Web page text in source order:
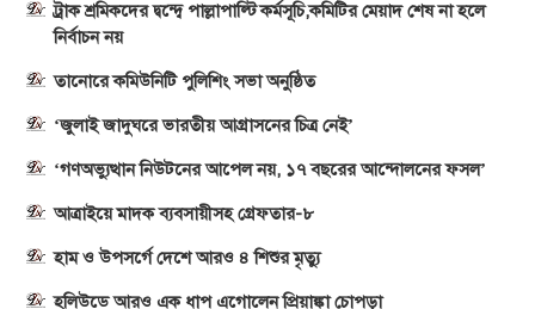
ট্রাক শ্রমিকদের দ্বন্দ্বে পাল্লাপাল্টি কর্মসূচি,কমিটির মেয়াদ শেষ না হলে
নির্বাচন নয়
তানোরে কমিউনিটি পুলিশিং সভা অনুষ্ঠিত
‘জুলাই জাদুঘরে ভারতীয় আগ্রাসনের চিত্র নেই’
‘গণঅভ্যুত্থান নিউটনের আপেল নয়, ১৭ বছরের আন্দোলনের ফসল’
আত্রাইয়ে মাদক ব্যবসায়ীসহ গ্রেফতার-৮
হাম ও উপসর্গে দেশে আরও ৪ শিশুর মৃত্যু
হলিউডে আরও এক ধাপ এগোলেন প্রিয়াঙ্কা চোপড়া